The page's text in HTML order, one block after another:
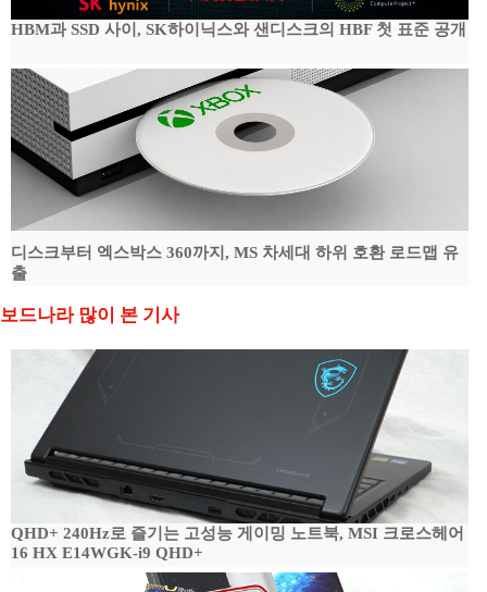
HBM과 SSD 사이, SK하이닉스와 샌디스크의 HBF 첫 표준 공개
디스크부터 엑스박스 360까지, MS 차세대 하위 호환 로드맵 유
출
보드나라 많이 본 기사
QHD+ 240Hz로 즐기는 고성능 게이밍 노트북, MSI 크로스헤어
16 HX E14WGK-i9 QHD+